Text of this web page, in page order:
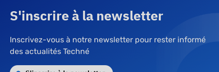
S'inscrire à la newsletter
Inscrivez-vous à notre newsletter pour rester informé
des actualités Techné